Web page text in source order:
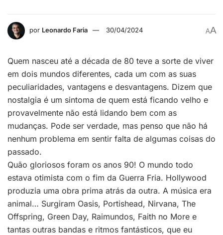
por Leonardo Faria 30/04/2024 AA
Quem nasceu até a década de 80 teve a sorte de viver
em dois mundos diferentes, cada um com as suas
peculiaridades, vantagens e desvantagens. Dizem que
nostalgia é um sintoma de quem está ficando velho e
provavelmente não está lidando bem com as
mudanças. Pode ser verdade, mas penso que não há
nenhum problema em sentir falta de algumas coisas do
passado.
Quão gloriosos foram os anos 90! O mundo todo
estava otimista com o fim da Guerra Fria. Hollywood
produzia uma obra prima atrás da outra. A música era
animal… Surgiram Oasis, Portishead, Nirvana, The
Offspring, Green Day, Raimundos, Faith no More e
tantas outras bandas e ritmos fantásticos, que eu